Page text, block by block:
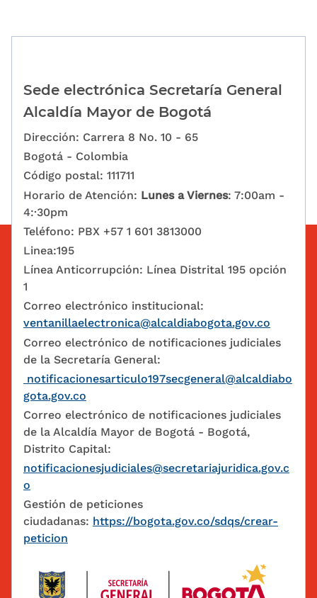
Sede electrónica Secretaría General
Alcaldía Mayor de Bogotá
Dirección: Carrera 8 No. 10 - 65
Bogotá - Colombia
Código postal: 111711
Horario de Atención: Lunes a Viernes: 7:00am -
4:·30pm
Teléfono: PBX +57 1 601 3813000
Linea:195
Línea Anticorrupción: Línea Distrital 195 opción
1
Correo electrónico institucional:
ventanillaelectronica@alcaldiabogota.gov.co
Correo electrónico de notificaciones judiciales
de la Secretaría General:
notificacionesarticulo197secgeneral@alcaldiabo
gota.gov.co
Correo electrónico de notificaciones judiciales
de la Alcaldía Mayor de Bogotá - Bogotá,
Distrito Capital:
notificacionesjudiciales@secretariajuridica.gov.c
o
Gestión de peticiones
ciudadanas: https://bogota.gov.co/sdqs/crear-
peticion